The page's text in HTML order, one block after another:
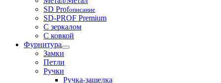
SD Profописание
SD-PROF Premium
С зеркалом
С ковкой
Фурнитура
Замки
Петли
Ручки
Ручка-защелка